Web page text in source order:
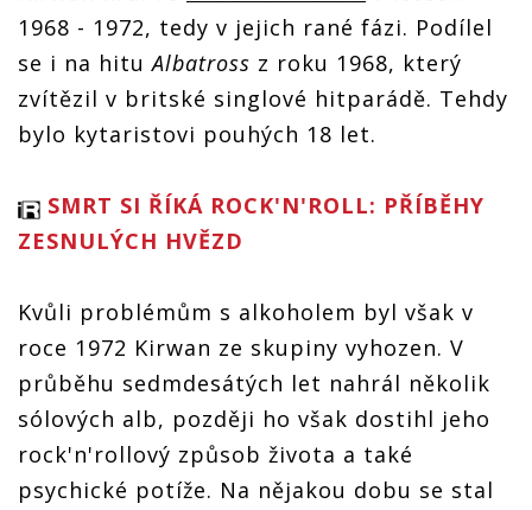
kytarista
Fleetwood
mu 68 let
Fleetwood
Mac. Bylo
mu 68 let
Fleetwood
Mac. Bylo
mu 68 let
mu 68 let
1968 - 1972, tedy v jejich rané fázi. Podílel
se i na hituAlbatross z roku 1968, který
zvítězil v britské singlové hitparádě. Tehdy
bylo kytaristovi pouhých 18 let.
SMRT SI ŘÍKÁ ROCK'N'ROLL: PŘÍBĚHY
ZESNULÝCH HVĚZD
Kvůli problémům s alkoholem byl však v
roce 1972 Kirwan ze skupiny vyhozen. V
průběhu sedmdesátých let nahrál několik
sólových alb, později ho však dostihl jeho
rock'n'rollový způsob života a také
psychické potíže. Na nějakou dobu se stal